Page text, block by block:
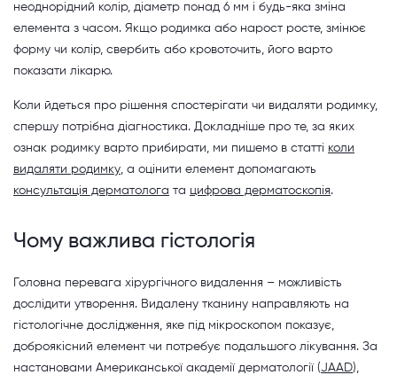
неоднорідний колір, діаметр понад 6 мм і будь-яка зміна
елемента з часом. Якщо родимка або нарост росте, змінює
форму чи колір, свербить або кровоточить, його варто
показати лікарю.
Коли йдеться про рішення спостерігати чи видаляти родимку,
спершу потрібна діагностика. Докладніше про те, за яких
ознак родимку варто прибирати, ми пишемо в статті коли
видаляти родимку, а оцінити елемент допомагають
консультація дерматолога та цифрова дерматоскопія.
Чому важлива гістологія
Головна перевага хірургічного видалення – можливість
дослідити утворення. Видалену тканину направляють на
гістологічне дослідження, яке під мікроскопом показує,
доброякісний елемент чи потребує подальшого лікування. За
настановами Американської академії дерматології (JAAD),